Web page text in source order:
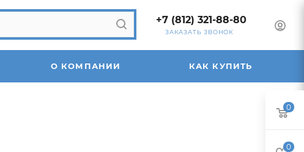
+7 (812) 321-88-80
ЗАКАЗАТЬ ЗВОНОК
О КОМПАНИИ КАК КУПИТЬ
0
0